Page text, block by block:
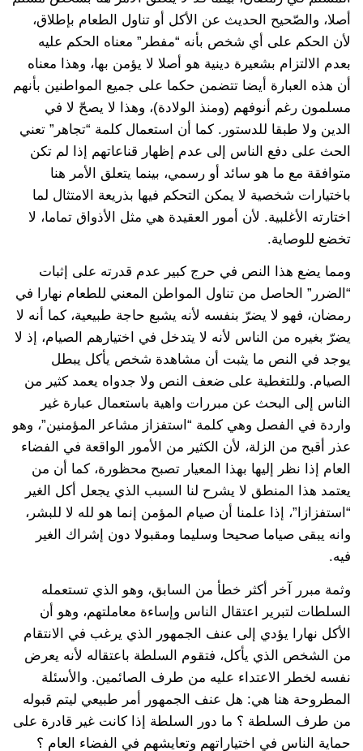
أصلا، والصّحيح الحديث عن الأكل أو تناول الطعام بإطلاق،
لأن الحكم على أي شخص بأنه “مفطر” معناه الحكم عليه
بعدم الالتزام بشعيرة دينية هو أصلا لا يؤمن بها، وهذا معناه
أن هذه العبارة أيضا تتضمن حكما على جميع المواطنين بأنهم
مسلمون رغم أنوفهم (ومنذ الولادة)، وهذا لا يصحّ لا في
الدين ولا طبقا للدستور. كما أن استعمال كلمة “تجاهر” تعني
الحث على دفع الناس إلى عدم إظهار قناعاتهم إذا لم تكن
متوافقة مع ما هو سائد أو رسمي، بينما يتعلق الأمر هنا
باختيارات شخصية لا يمكن التحكم فيها بذريعة الامتثال لما
اختارته الأغلبية. لأن أمور العقيدة هي مثل الأذواق تماما، لا
تخضع للوصاية.
ومما يضع هذا النص في حرج كبير عدم قدرته على إثبات
“الضرر” الحاصل من تناول المواطن المعني للطعام نهارا في
رمضان، فهو لا يضرّ بنفسه لأنه يشبع حاجة طبيعية، كما أنه لا
يضرّ بغيره من الناس لأنه لا يتدخل في اختيارهم الصيام، إذ لا
يوجد في النص ما يثبت أن مشاهدة شخص يأكل يبطل
الصيام. وللتغطية على ضعف النص ولا جدواه يعمد كثير من
الناس إلى البحث عن مبررات واهية باستعمال عبارة غير
واردة في الفصل وهي كلمة “استفزاز مشاعر المؤمنين”، وهو
عذر أقبح من الزلة، لأن الكثير من الأمور الواقعة في الفضاء
العام إذا نظر إليها بهذا المعيار تصبح محظورة، كما أن من
يعتمد هذا المنطق لا يشرح لنا السبب الذي يجعل أكل الغير
“استفزازا”، إذا علمنا أن صيام المؤمن إنما هو لله لا للبشر،
وانه يبقى صياما صحيحا وسليما ومقبولا دون إشراك الغير
فيه.
وثمة مبرر آخر أكثر خطأ من السابق، وهو الذي تستعمله
السلطات لتبرير اعتقال الناس وإساءة معاملتهم، وهو أن
الأكل نهارا يؤدي إلى عنف الجمهور الذي يرغب في الانتقام
من الشخص الذي يأكل، فتقوم السلطة باعتقاله لأنه يعرض
نفسه لخطر الاعتداء عليه من طرف الصائمين. والأسئلة
المطروحة هنا هي: هل عنف الجمهور أمر طبيعي ليتم قبوله
من طرف السلطة ؟ ما دور السلطة إذا كانت غير قادرة على
حماية الناس في اختياراتهم وتعايشهم في الفضاء العام ؟